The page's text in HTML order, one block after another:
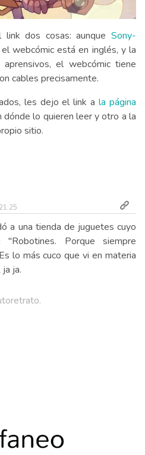
dos cosas: aunque Sony-
webcómic está en inglés, y la
el webcómic tiene
cables precisamente.
les dejo el link ala página
dónde lo quieren leer y otro a la
sitio.
a una tienda de juguetes cuyo
Porque siempre
lo más cuco que vi en materia
ja.